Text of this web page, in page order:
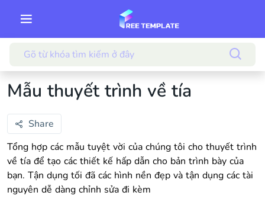
Mẫu thuyết trình về tía
Share
Tổng hợp các mẫu tuyệt vời của chúng tôi cho thuyết trình
về tía để tạo các thiết kế hấp dẫn cho bản trình bày của
bạn. Tận dụng tối đã các hình nền đẹp và tận dụng các tài
nguyên dễ dàng chỉnh sửa đi kèm